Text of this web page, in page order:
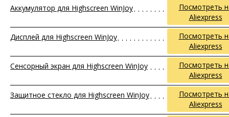
Аккумулятор для Highscreen WinJoy
Посмотреть
Aliexpress
Дисплей для Highscreen WinJoy
Посмотреть
Aliexpress
Сенсорный экран для Highscreen WinJoy
Посмотреть
Aliexpress
Защитное стекло для Highscreen WinJoy
Посмотреть
Aliexpress